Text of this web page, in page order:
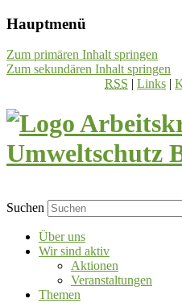
Hauptmenü
Zum primären Inhalt springen
Zum sekundären Inhalt springen
RSS | Links |
Suchen
Über uns
Wir sind aktiv
Aktionen
Veranstaltungen
Themen